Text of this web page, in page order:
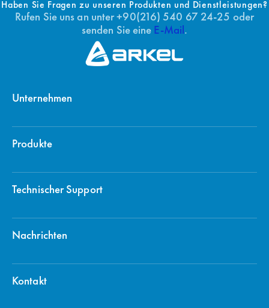
Haben Sie Fragen zu unseren Produkten und Dienstleistungen?
Rufen Sie uns an unter +90(216) 540 67 24-25 oder
senden Sie eine E-Mail.
Unternehmen
Produkte
Technischer Support
Nachrichten
Kontakt